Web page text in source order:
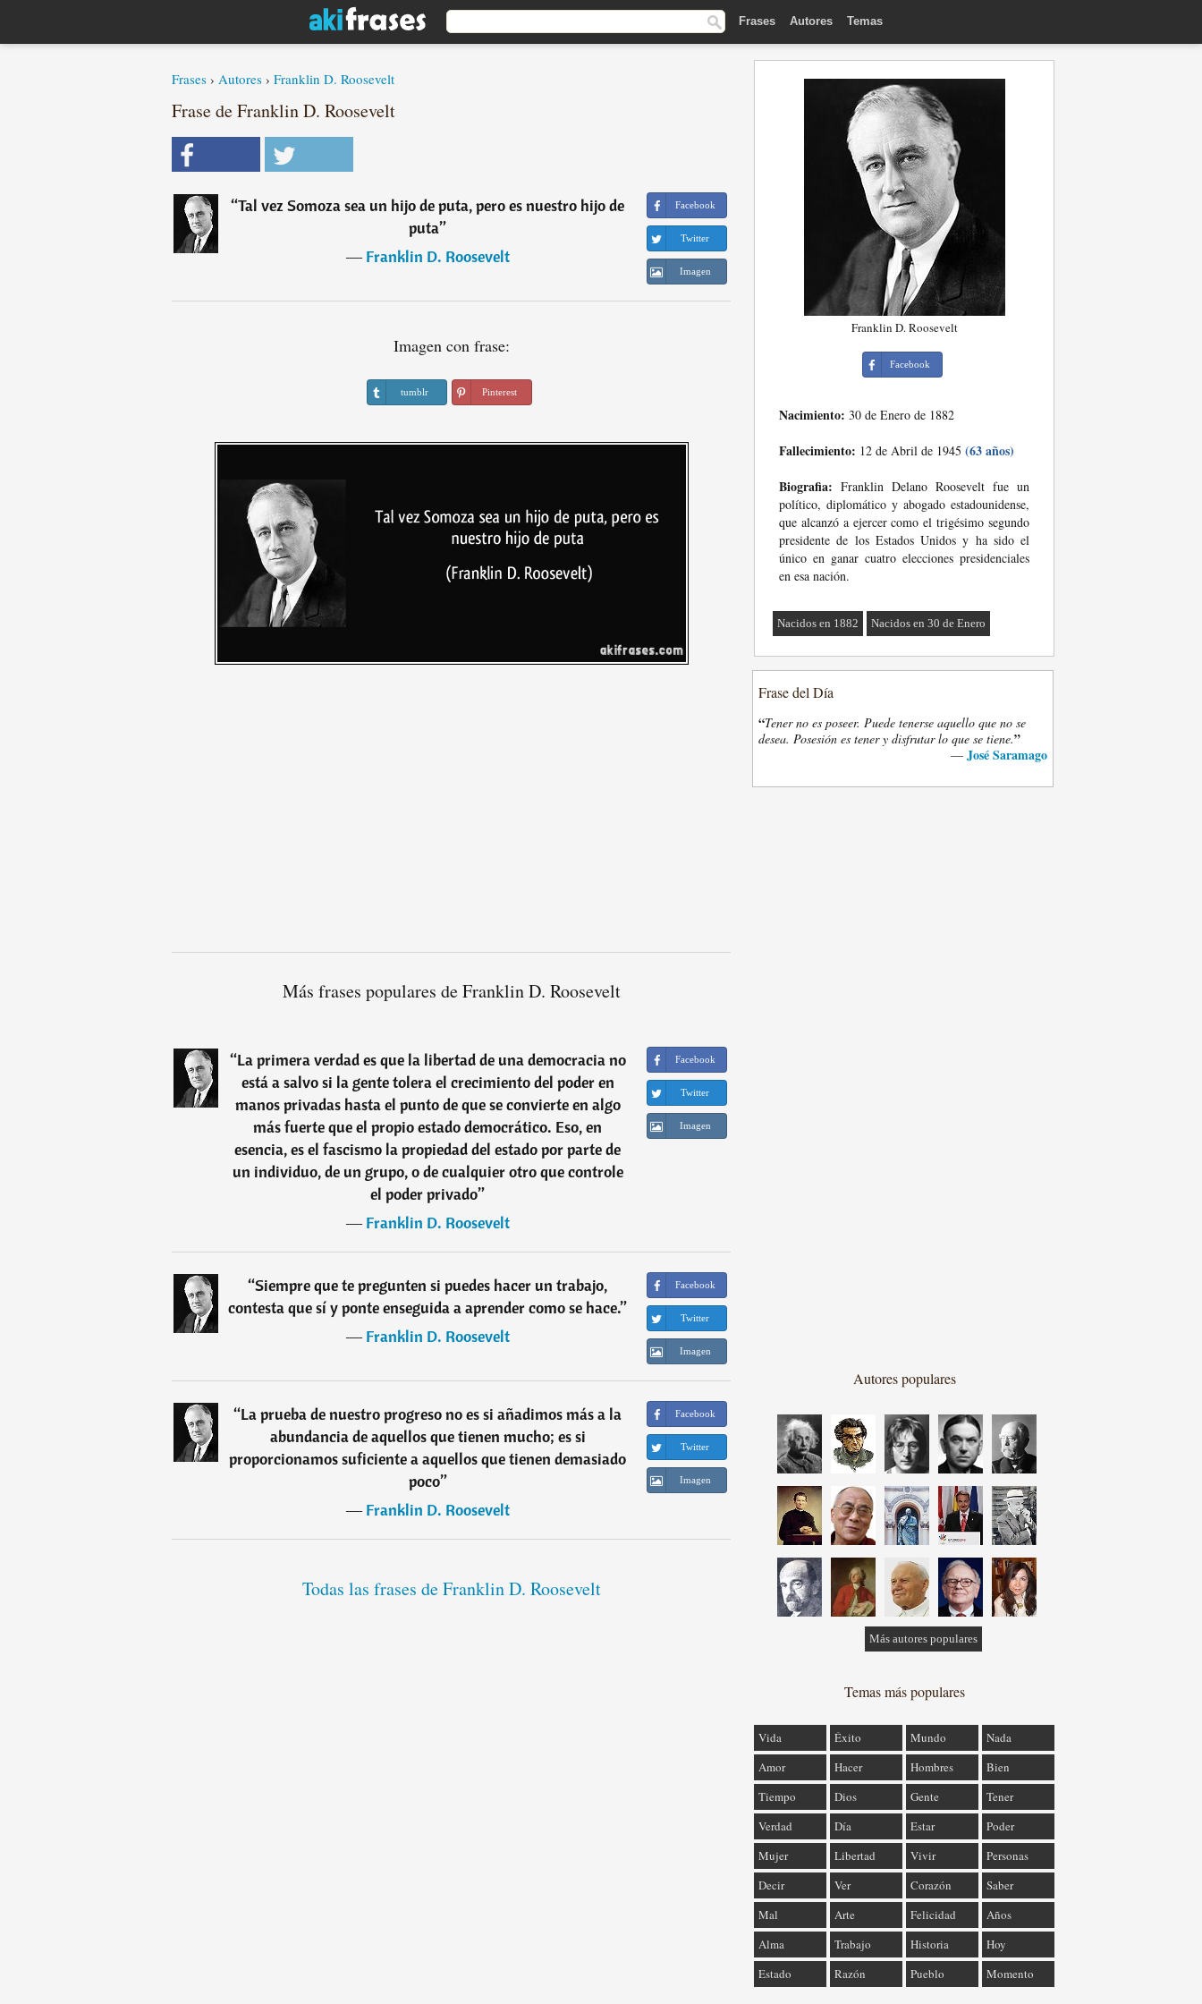
Frases Autores Temas
Frases › Autores › Franklin D. Roosevelt
Frase de Franklin D. Roosevelt
“Tal vez Somoza sea un hijo de puta, pero es nuestro hijo de
puta”
―Franklin D. Roosevelt
Facebook
Twitter
Imagen
Imagen con frase:
tumblr Pinterest
Más frases populares de Franklin D. Roosevelt
“La primera verdad es que la libertad de una democracia no
está a salvo si la gente tolera el crecimiento del poder en
manos privadas hasta el punto de que se convierte en algo
más fuerte que el propio estado democrático. Eso, en
esencia, es el fascismo la propiedad del estado por parte de
un individuo, de un grupo, o de cualquier otro que controle
el poder privado”
―Franklin D. Roosevelt
Facebook
Twitter
Imagen
“Siempre que te pregunten si puedes hacer un trabajo,
contesta que sí y ponte enseguida a aprender como se hace.”
―Franklin D. Roosevelt
Facebook
Twitter
Imagen
“La prueba de nuestro progreso no es si añadimos más a la
abundancia de aquellos que tienen mucho; es si
proporcionamos suficiente a aquellos que tienen demasiado
poco”
―Franklin D. Roosevelt
Facebook
Twitter
Imagen
Todas las frases de Franklin D. Roosevelt
Franklin D. Roosevelt
Facebook
Nacimiento: 30 de Enero de 1882
Fallecimiento: 12 de Abril de 1945 (63 años)
Biografia: Franklin Delano Roosevelt fue un
político, diplomático y abogado estadounidense,
que alcanzó a ejercer como el trigésimo segundo
presidente de los Estados Unidos y ha sido el
único en ganar cuatro elecciones presidenciales
en esa nación.
Nacidos en 1882 Nacidos en 30 de Enero
Frase del Día
“Tener no es poseer. Puede tenerse aquello que no se
desea. Posesión es tener y disfrutar lo que se tiene.”
— José Saramago
Autores populares
Más autores populares
Temas más populares
Vida Éxito Mundo
Nada
Amor
Hacer Hombres
Bien
Tiempo
Dios Gente
Tener
Verdad
Día Estar
Poder
Mujer
Libertad Vivir
Personas
Decir
Ver Corazón
Saber
Mal
Arte Felicidad
Años
Alma
Trabajo Historia
Hoy
Estado
Razón Pueblo Momento